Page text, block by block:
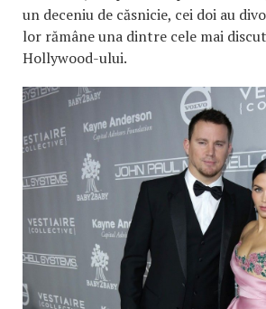
un deceniu de căsnicie, cei doi au
lor rămâne una dintre cele mai
Hollywood-ului.